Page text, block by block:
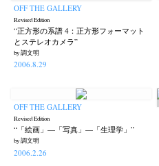
OFF THE GALLERY
Revised Edition
“正方形の系譜 4：正方形フォーマット
とステレオカメラ”
by 調文明
2006.8.29
OFF THE GALLERY
Revised Edition
“「絵画」―「写真」―「生理学」”
by 調文明
2006.2.26